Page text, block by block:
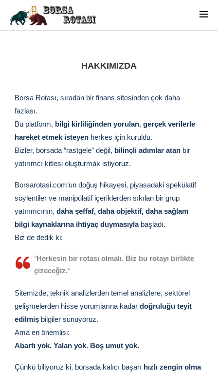
HAKKIMIZDA
Borsa Rotası, sıradan bir finans sitesinden çok daha
fazlası.
Bu platform, bilgi kirliliğinden yorulan, gerçek verilerle
hareket etmek isteyen herkes için kuruldu.
Bizler, borsada “rastgele” değil, bilinçli adımlar atan bir
yatırımcı kitlesi oluşturmak istiyoruz.
Borsarotasi.com’un doğuş hikayesi, piyasadaki spekülatif
söylentiler ve manipülatif içeriklerden sıkılan bir grup
yatırımcının, daha şeffaf, daha objektif, daha sağlam
bilgi kaynaklarına ihtiyaç duymasıylabaşladı.
Biz de dedik ki:
“Herkesin bir rotası olmalı. Biz bu rotayı birlikte
çizeceğiz.“
Sitemizde, teknik analizlerden temel analizlere, sektörel
gelişmelerden hisse yorumlarına kadar doğruluğu teyit
edilmiş bilgiler sunuyoruz.
Ama en önemlisi:
Abartı yok. Yalan yok. Boş umut yok.
Çünkü biliyoruz ki, borsada kalıcı başarı hızlı zengin olma